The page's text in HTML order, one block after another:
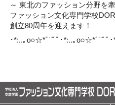
～ 東北のファッション分野を
ファッション文化専門学校
創立80周年を迎えます！
･*:..｡o○☆*ﾟ¨ﾟﾟ･*:..｡o○☆*ﾟ¨ﾟﾟ